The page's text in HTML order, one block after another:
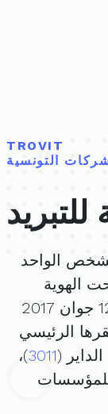
TROVIT
التونسية
الواحد
الهوية
. تم تأسيسها في 12 جوان 2017
الرئيسي
3011)،